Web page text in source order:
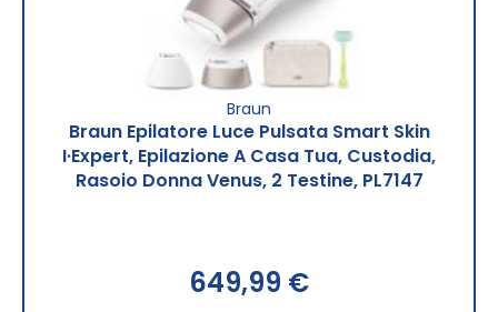
Braun
Braun Epilatore Luce Pulsata Smart Skin
I·Expert, Epilazione A Casa Tua, Custodia,
Rasoio Donna Venus, 2 Testine, PL7147
649,99 €